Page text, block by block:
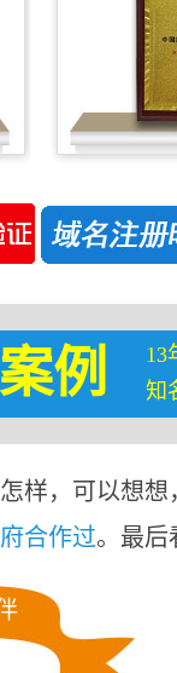
例
13
知
样，可以想
合作过。最后